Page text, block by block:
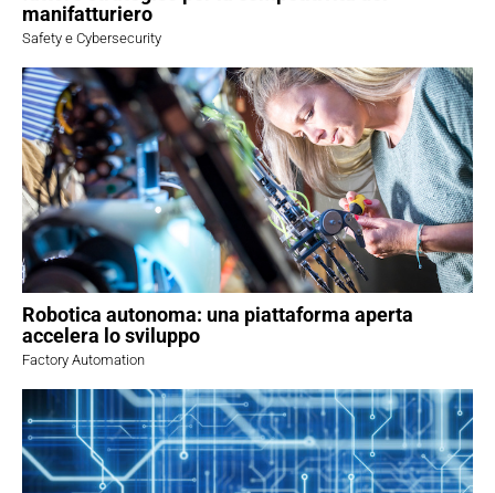
manifatturiero
Safety e Cybersecurity
Robotica autonoma: una piattaforma aperta
accelera lo sviluppo
Factory Automation